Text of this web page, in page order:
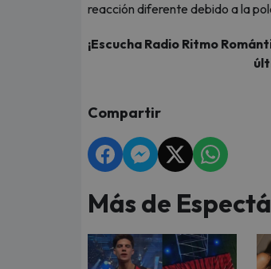
reacción diferente debido a la
¡Escucha Radio Ritmo
Compartir
Más de